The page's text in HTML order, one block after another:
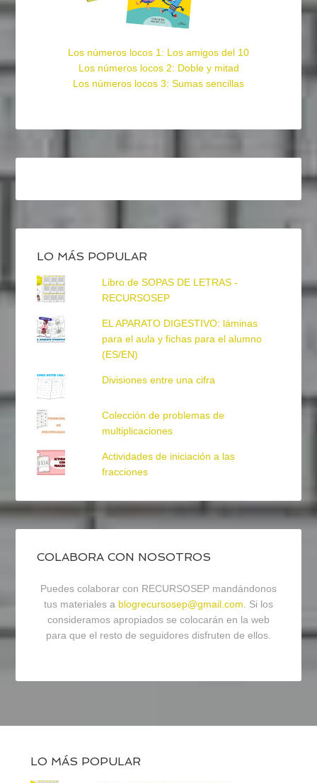
Los números locos 1: Los amigos del 10
Los números locos 2: Doble y mitad
Los números locos 3: Sumas sencillas
LO MÁS POPULAR
Libro de SOPAS DE LETRAS -
RECURSOSEP
EL APARATO DIGESTIVO: láminas
para el aula y fichas para el alumno
(ES/EN)
Divisiones entre una cifra
Colección de problemas de
multiplicaciones
Actividades de iniciación a las
fracciones
COLABORA CON NOSOTROS
Puedes colaborar con RECURSOSEP mandándonos
tus materiales a blogrecursosep@gmail.com. Si los
consideramos apropiados se colocarán en la web
para que el resto de seguidores disfruten de ellos.
LO MÁS POPULAR